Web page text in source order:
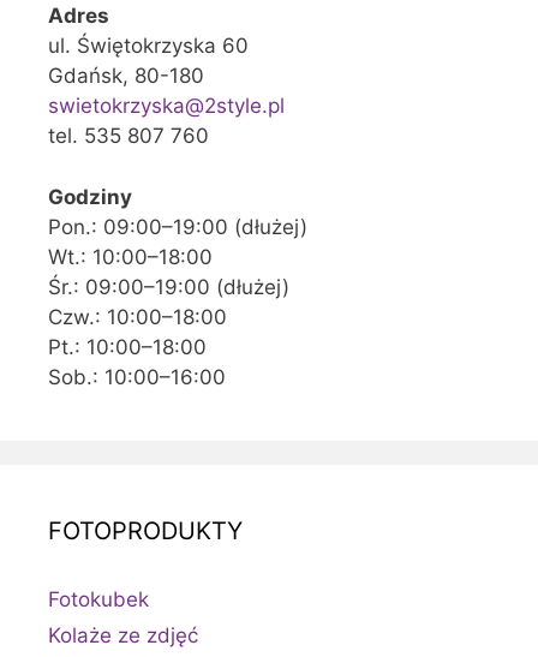
Adres
ul. Świętokrzyska 60
Gdańsk, 80-180
swietokrzyska@2style.pl
tel. 535 807 760
Godziny
Pon.: 09:00–19:00 (dłużej)
Wt.: 10:00–18:00
Śr.: 09:00–19:00 (dłużej)
Czw.: 10:00–18:00
Pt.: 10:00–18:00
Sob.: 10:00–16:00
FOTOPRODUKTY
Fotokubek
Kolaże ze zdjęć